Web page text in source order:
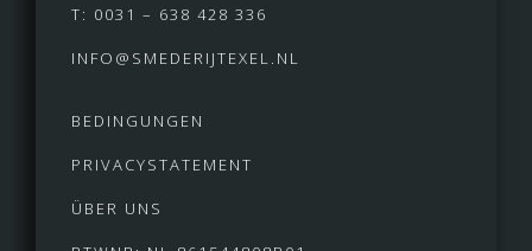
T: 0031 – 638 428 336
INFO@SMEDERIJTEXEL.NL
BEDINGUNGEN
PRIVACYSTATEMENT
ÜBER UNS